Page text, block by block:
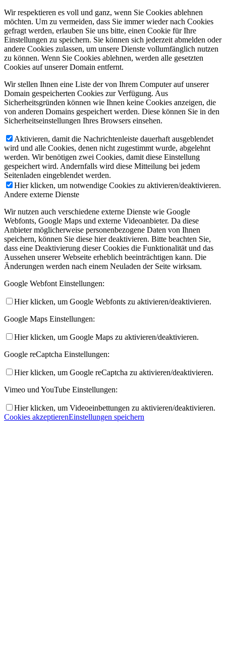
Wir respektieren es voll und ganz, wenn Sie Cookies ablehnen
möchten. Um zu vermeiden, dass Sie immer wieder nach Cookies
gefragt werden, erlauben Sie uns bitte, einen Cookie für Ihre
Einstellungen zu speichern. Sie können sich jederzeit abmelden oder
andere Cookies zulassen, um unsere Dienste vollumfänglich nutzen
zu können. Wenn Sie Cookies ablehnen, werden alle gesetzten
Cookies auf unserer Domain entfernt.
Wir stellen Ihnen eine Liste der von Ihrem Computer auf unserer
Domain gespeicherten Cookies zur Verfügung. Aus
Sicherheitsgründen können wie Ihnen keine Cookies anzeigen, die
von anderen Domains gespeichert werden. Diese können Sie in den
Sicherheitseinstellungen Ihres Browsers einsehen.
Aktivieren, damit die Nachrichtenleiste dauerhaft ausgeblendet
wird und alle Cookies, denen nicht zugestimmt wurde, abgelehnt
werden. Wir benötigen zwei Cookies, damit diese Einstellung
gespeichert wird. Andernfalls wird diese Mitteilung bei jedem
Seitenladen eingeblendet werden.
Hier klicken, um notwendige Cookies zu aktivieren/deaktivieren.
Andere externe Dienste
Wir nutzen auch verschiedene externe Dienste wie Google
Webfonts, Google Maps und externe Videoanbieter. Da diese
Anbieter möglicherweise personenbezogene Daten von Ihnen
speichern, können Sie diese hier deaktivieren. Bitte beachten Sie,
dass eine Deaktivierung dieser Cookies die Funktionalität und das
Aussehen unserer Webseite erheblich beeinträchtigen kann. Die
Änderungen werden nach einem Neuladen der Seite wirksam.
Google Webfont Einstellungen:
Hier klicken, um Google Webfonts zu aktivieren/deaktivieren.
Google Maps Einstellungen:
Hier klicken, um Google Maps zu aktivieren/deaktivieren.
Google reCaptcha Einstellungen:
Hier klicken, um Google reCaptcha zu aktivieren/deaktivieren.
Vimeo und YouTube Einstellungen:
Hier klicken, um Videoeinbettungen zu aktivieren/deaktivieren.
Cookies akzeptierenEinstellungen speichern